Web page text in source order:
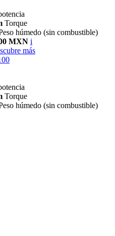
Torque
húmedo (sin combustible)
MXN i
más
Torque
húmedo (sin combustible)